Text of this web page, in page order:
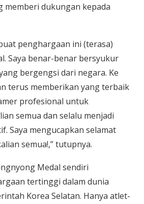
memberi dukungan kepada
penghargaan ini (terasa)
Saya benar-benar bersyukur
bergengsi dari negara. Ke
terus memberikan yang terbaik
profesional untuk
semua dan selalu menjadi
Saya mengucapkan selamat
semua!,” tutupnya.
Medal sendiri
tertinggi dalam dunia
Korea Selatan. Hanya atlet-